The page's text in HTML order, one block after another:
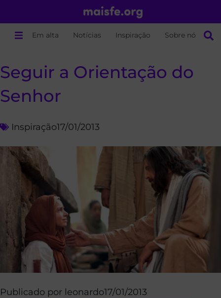
Em alta Notícias Inspiração Sobre nós
Seguir a Orientação do
Senhor
Inspiração17/01/2013
Publicado por leonardo17/01/2013